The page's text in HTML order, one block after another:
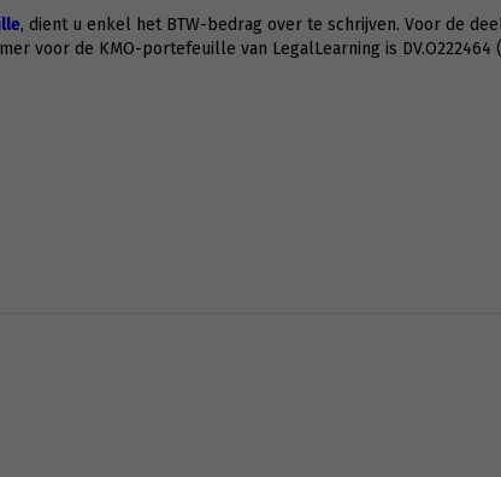
, dient u enkel het BTW-bedrag over te schrijven. Voor de
voor de KMO-portefeuille van LegalLearning is DV.O222464